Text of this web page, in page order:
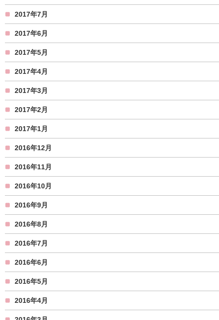
2017年7月
2017年6月
2017年5月
2017年4月
2017年3月
2017年2月
2017年1月
2016年12月
2016年11月
2016年10月
2016年9月
2016年8月
2016年7月
2016年6月
2016年5月
2016年4月